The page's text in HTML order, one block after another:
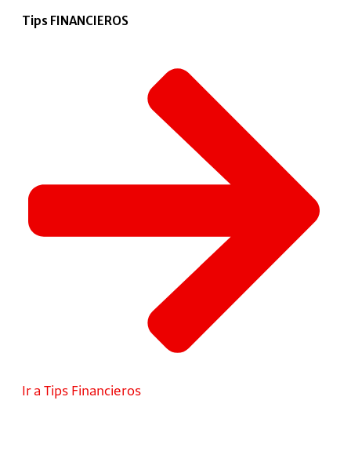
Tips FINANCIEROS
Ir a Tips Financieros